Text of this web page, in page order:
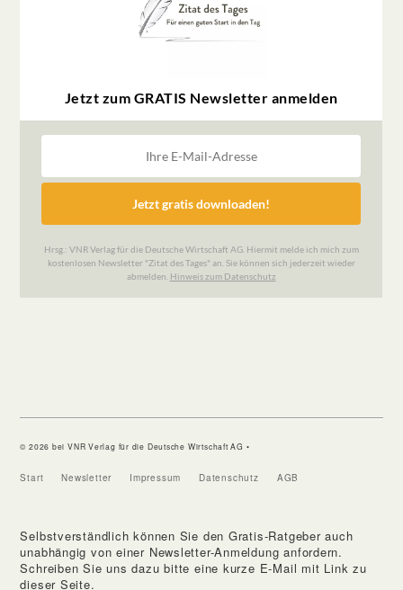
© 2026 bei VNR Verlag für die Deutsche Wirtschaft AG •
Start Newsletter Impressum Datenschutz AGB
Selbstverständlich können Sie den Gratis-Ratgeber auch
unabhängig von einer Newsletter-Anmeldung anfordern.
Schreiben Sie uns dazu bitte eine kurze E-Mail mit Link zu
dieser Seite.